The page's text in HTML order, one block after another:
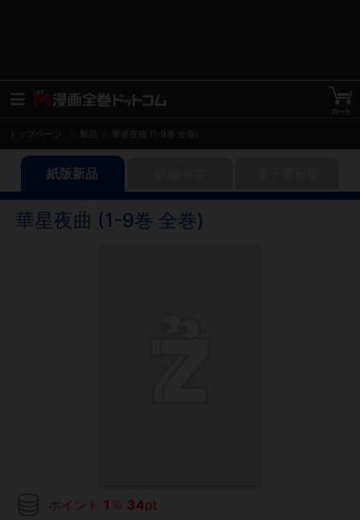
トップページ 華星夜曲 (1-9巻 全巻)
紙版新品
華星夜曲 (1-9巻 全巻)
ポイント 1 ％ 34pt